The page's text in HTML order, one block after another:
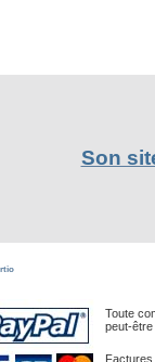
Son
Toute
peut-